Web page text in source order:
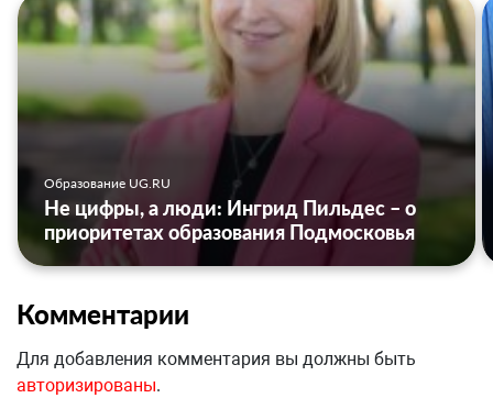
Образование UG.RU
Не цифры, а люди: Ингрид Пильдес – о
приоритетах образования Подмосковья
Комментарии
Для добавления комментария вы должны быть
авторизированы.